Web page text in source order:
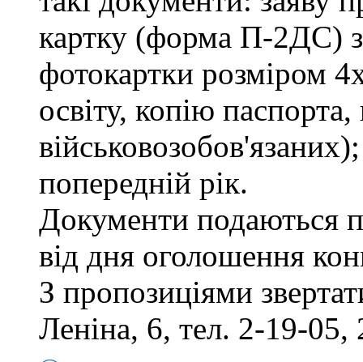
картку (форма П-2ДС) з
фотокартки розміром
освіту, копію
попередній рік.
Документи подаються
від дня оголошення
З пропозиціями
Леніна, 6, тел. 2-19-05,